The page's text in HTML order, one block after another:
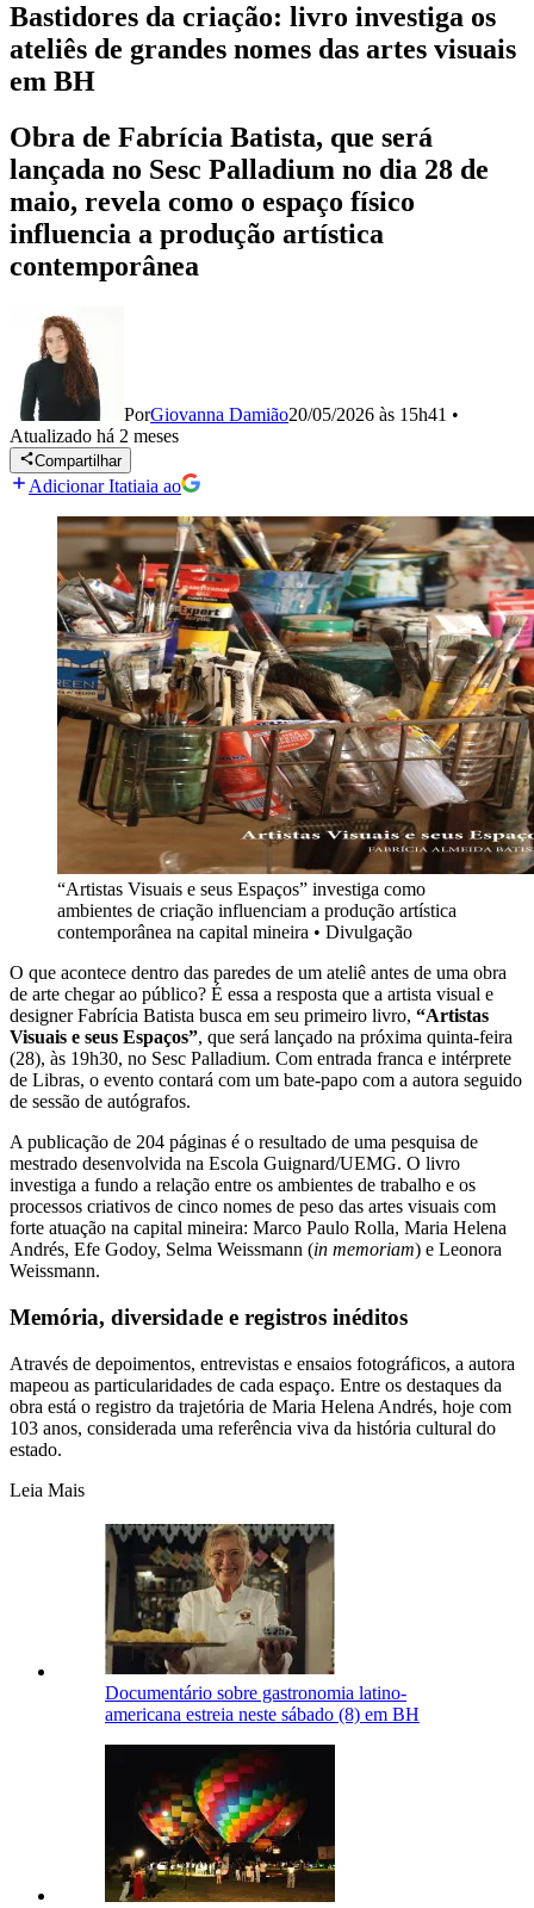
Bastidores da criação: livro investiga os
ateliês de grandes nomes das artes visuais
em BH
Obra de Fabrícia Batista, que será
lançada no Sesc Palladium no dia 28 de
maio, revela como o espaço físico
influencia a produção artística
contemporânea
PorGiovanna Damião20/05/2026 às 15h41 •
Atualizado há 2 meses
Compartilhar
Adicionar Itatiaia ao
“Artistas Visuais e seus Espaços” investiga como
ambientes de criação influenciam a produção artística
contemporânea na capital mineira • Divulgação
O que acontece dentro das paredes de um ateliê antes de uma obra
de arte chegar ao público? É essa a resposta que a artista visual e
designer Fabrícia Batista busca em seu primeiro livro, “Artistas
Visuais e seus Espaços”, que será lançado na próxima quinta-feira
(28), às 19h30, no Sesc Palladium. Com entrada franca e intérprete
de Libras, o evento contará com um bate-papo com a autora seguido
de sessão de autógrafos.
A publicação de 204 páginas é o resultado de uma pesquisa de
mestrado desenvolvida na Escola Guignard/UEMG. O livro
investiga a fundo a relação entre os ambientes de trabalho e os
processos criativos de cinco nomes de peso das artes visuais com
forte atuação na capital mineira: Marco Paulo Rolla, Maria Helena
Andrés, Efe Godoy, Selma Weissmann (in memoriam) e Leonora
Weissmann.
Memória, diversidade e registros inéditos
Através de depoimentos, entrevistas e ensaios fotográficos, a autora
mapeou as particularidades de cada espaço. Entre os destaques da
obra está o registro da trajetória de Maria Helena Andrés, hoje com
103 anos, considerada uma referência viva da história cultural do
estado.
Leia Mais
Documentário sobre gastronomia latino-
americana estreia neste sábado (8) em BH